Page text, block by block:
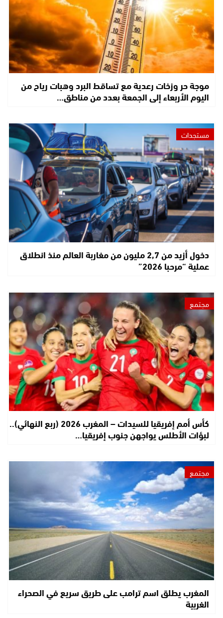
موجة حر وزخات رعدية مع تساقط البرد وهبات رياح من
اليوم الأربعاء إلى الجمعة بعدد من مناطق…
مستجدات
دخول أزيد من 2,7 مليون من مغاربة العالم منذ انطلاق
عملية “مرحبا 2026”
مجتمع
كأس أمم إفريقيا للسيدات – المغرب 2026 (ربع النهائي)..
لبؤات الأطلس يواجهن جنوب إفريقيا…
مجتمع
المغرب يطلق اسم ترامب على طريق سريع في الصحراء
الغربية